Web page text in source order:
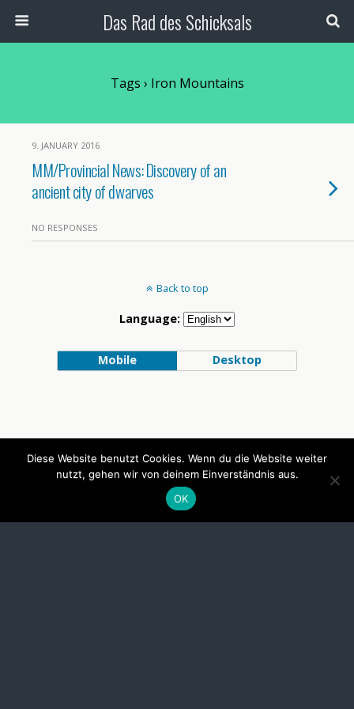
Das Rad des Schicksals
Tags › Iron Mountains
9. JANUARY 2016
MM/Provincial News: Discovery of an
ancient city of dwarves
NO RESPONSES
Back to top
Language:
Mobile Desktop
Diese Website benutzt Cookies. Wenn du die Website weiter
nutzt, gehen wir von deinem Einverständnis aus.
OK